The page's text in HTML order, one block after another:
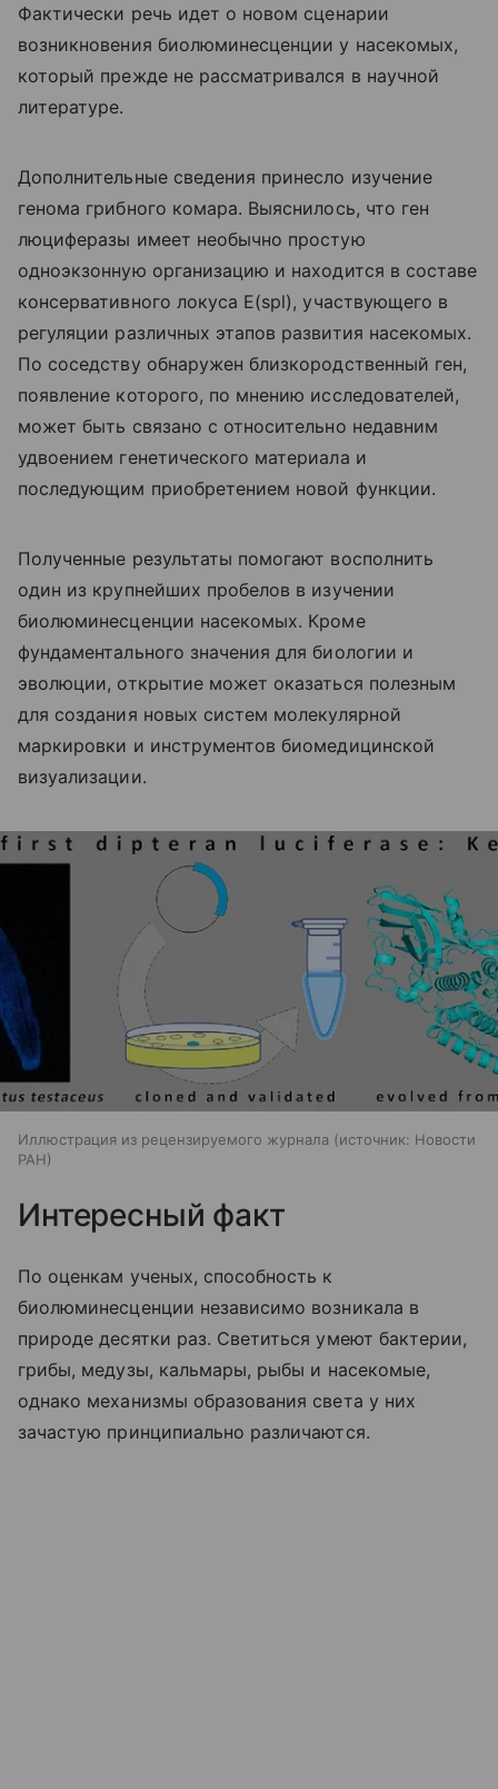
Фактически речь идет о новом сценарии
возникновения биолюминесценции у насекомых,
который прежде не рассматривался в научной
литературе.
Дополнительные сведения принесло изучение
генома грибного комара. Выяснилось, что ген
люциферазы имеет необычно простую
одноэкзонную организацию и находится в составе
консервативного локуса E(spl), участвующего в
регуляции различных этапов развития насекомых.
По соседству обнаружен близкородственный ген,
появление которого, по мнению исследователей,
может быть связано с относительно недавним
удвоением генетического материала и
последующим приобретением новой функции.
Полученные результаты помогают восполнить
один из крупнейших пробелов в изучении
биолюминесценции насекомых. Кроме
фундаментального значения для биологии и
эволюции, открытие может оказаться полезным
для создания новых систем молекулярной
маркировки и инструментов биомедицинской
визуализации.
Иллюстрация из рецензируемого журнала источник: Новости
РАН
Интересный факт
По оценкам ученых, способность к
биолюминесценции независимо возникала в
природе десятки раз. Светиться умеют бактерии,
грибы, медузы, кальмары, рыбы и насекомые,
однако механизмы образования света у них
зачастую принципиально различаются.